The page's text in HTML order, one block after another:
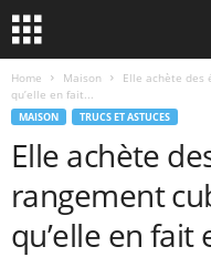
Home Maison
Elle achète des
qu’elle en fait...
MAISON TRUCS ET ASTUCES
Elle achète
rangement
qu’elle en fait